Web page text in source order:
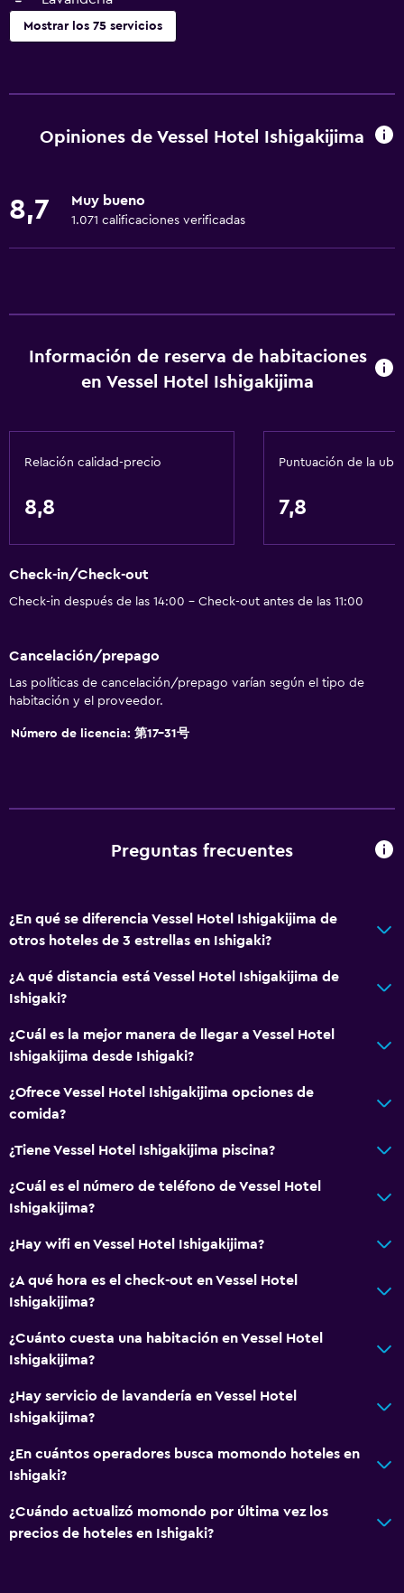
Mostrar los 75 servicios
Wifi gratis
Extinguidor
Adaptador
Gel de ducha
Acondicionador
Accesibilidad
Ascensor
Estacionamiento accesible
Para no fumadores
Almohada sin plumas
Áreas designadas para fumadores
Tina de baño
Bidé
Secador de pelo
Aseo
Papel higiénico
Cepillo de dientes
Baño privado
General
Vista al mar
Alfombrado
Espacio de almacenamiento
Comedor
Tetera eléctrica
Restaurante
Tetera/cafetera
Nevera
La comida se puede entregar en el alojamiento
Opiniones de Vessel Hotel Ishigakijima
8,7 Muy bueno
1.071 calificaciones verificadas
Información de reserva de habitaciones
en Vessel Hotel Ishigakijima
Relación calidad-precio
8,8
Puntuación de la
7,8
Check-in/Check-out
Check-in después de las 14:00 - Check-out antes de las 11:00
Cancelación/prepago
Las políticas de cancelación/prepago varían según el tipo de
habitación y el proveedor.
Número de licencia: 第17-31号
Preguntas frecuentes
¿En qué se diferencia Vessel Hotel Ishigakijima de
otros hoteles de 3 estrellas en Ishigaki?
¿A qué distancia está Vessel Hotel Ishigakijima de
Ishigaki?
¿Cuál es la mejor manera de llegar a Vessel Hotel
Ishigakijima desde Ishigaki?
¿Ofrece Vessel Hotel Ishigakijima opciones de
comida?
¿Tiene Vessel Hotel Ishigakijima piscina?
¿Cuál es el número de teléfono de Vessel Hotel
Ishigakijima?
¿Hay wifi en Vessel Hotel Ishigakijima?
¿A qué hora es el check-out en Vessel Hotel
Ishigakijima?
¿Cuánto cuesta una habitación en Vessel Hotel
Ishigakijima?
¿Hay servicio de lavandería en Vessel Hotel
Ishigakijima?
¿En cuántos operadores busca momondo hoteles en
Ishigaki?
¿Cuándo actualizó momondo por última vez los
precios de hoteles en Ishigaki?